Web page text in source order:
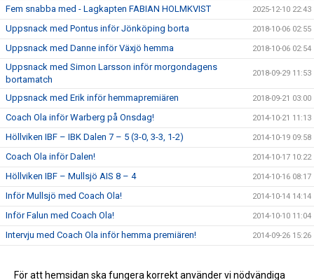
Fem snabba med - Lagkapten FABIAN HOLMKVIST 2025-12-10 22:43
Uppsnack med Pontus inför Jönköping borta 2018-10-06 02:55
Uppsnack med Danne inför Växjö hemma 2018-10-06 02:54
Uppsnack med Simon Larsson inför morgondagens
bortamatch
2018-09-29 11:53
Uppsnack med Erik inför hemmapremiären 2018-09-21 03:00
Coach Ola inför Warberg på Onsdag! 2014-10-21 11:13
Höllviken IBF – IBK Dalen 7 – 5 (3-0, 3-3, 1-2) 2014-10-19 09:58
Coach Ola inför Dalen! 2014-10-17 10:22
Höllviken IBF – Mullsjö AIS 8 – 4 2014-10-16 08:17
Inför Mullsjö med Coach Ola! 2014-10-14 14:14
Inför Falun med Coach Ola! 2014-10-10 11:04
Intervju med Coach Ola inför hemma premiären! 2014-09-26 15:26
Ola inför premiären mot Helsingborg! 2014-09-16 10:40
För att hemsidan ska fungera korrekt använder vi nödvändiga